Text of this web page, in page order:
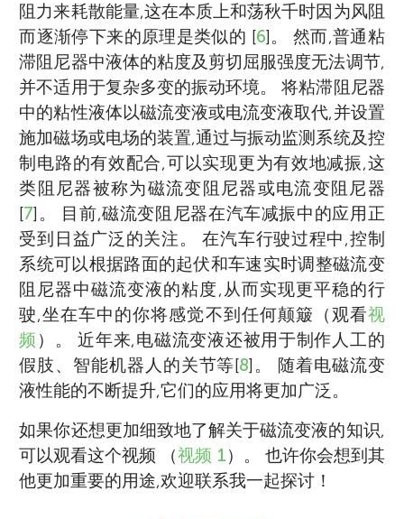
阻力来耗散能量,这在本质上和荡秋千时因为风阻
而逐渐停下来的原理是类似的 [6]。 然而,普通粘
滞阻尼器中液体的粘度及剪切屈服强度无法调节,
并不适用于复杂多变的振动环境。 将粘滞阻尼器
中的粘性液体以磁流变液或电流变液取代,并设置
施加磁场或电场的装置,通过与振动监测系统及控
制电路的有效配合,可以实现更为有效地减振,这
类阻尼器被称为磁流变阻尼器或电流变阻尼器
[7]。 目前,磁流变阻尼器在汽车减振中的应用正
受到日益广泛的关注。 在汽车行驶过程中,控制
系统可以根据路面的起伏和车速实时调整磁流变
阻尼器中磁流变液的粘度,从而实现更平稳的行
驶,坐在车中的你将感觉不到任何颠簸（观看视
频 ）。 近年来,电磁流变液还被用于制作人工的
假肢、智能机器人的关节等[8]。 随着电磁流变
液性能的不断提升,它们的应用将更加广泛。
如果你还想更加细致地了解关于磁流变液的知识,
可以观看这个视频 （视频 1）。 也许你会想到其
他更加重要的用途,欢迎联系我一起探讨！